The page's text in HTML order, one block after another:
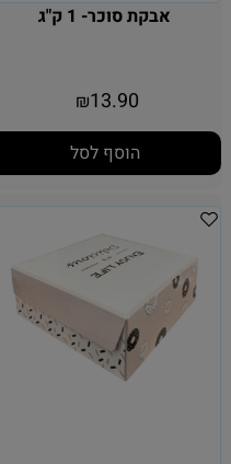
אבקת סוכר- 1 ק"ג
₪13.90
הוסף לסל